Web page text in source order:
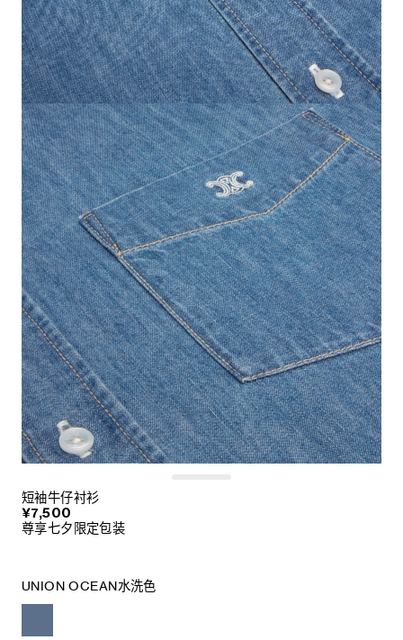
短袖牛仔衬衫
¥7,500
尊享七夕限定包装
UNION OCEAN水洗色